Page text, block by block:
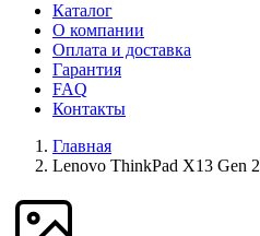
Каталог
О компании
Оплата и доставка
Гарантия
FAQ
Контакты
Главная
Lenovo ThinkPad X13 Gen 2